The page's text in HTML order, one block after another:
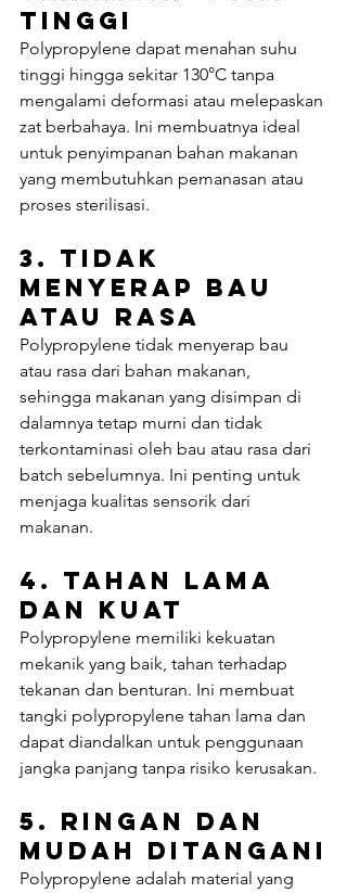
Tinggi
Polypropylene dapat menahan suhu
tinggi hingga sekitar 130°C tanpa
mengalami deformasi atau melepaskan
zat berbahaya. Ini membuatnya ideal
untuk penyimpanan bahan makanan
yang membutuhkan pemanasan atau
proses sterilisasi.
3. Tidak
Menyerap Bau
atau Rasa
Polypropylene tidak menyerap bau
atau rasa dari bahan makanan,
sehingga makanan yang disimpan di
dalamnya tetap murni dan tidak
terkontaminasi oleh bau atau rasa dari
batch sebelumnya. Ini penting untuk
menjaga kualitas sensorik dari
makanan.
4. Tahan Lama
dan Kuat
Polypropylene memiliki kekuatan
mekanik yang baik, tahan terhadap
tekanan dan benturan. Ini membuat
tangki polypropylene tahan lama dan
dapat diandalkan untuk penggunaan
jangka panjang tanpa risiko kerusakan.
5. Ringan dan
Mudah Ditangani
Polypropylene adalah material yang